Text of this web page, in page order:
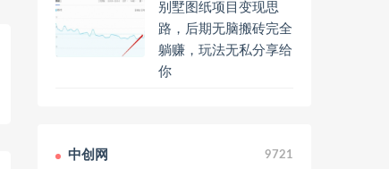
别墅图纸项目变现思
路，后期无脑搬砖完全
躺赚，玩法无私分享给
你
中创网 9721